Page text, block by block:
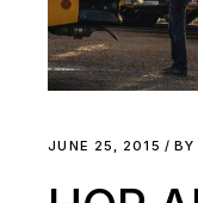
JUNE 25, 2015 BY